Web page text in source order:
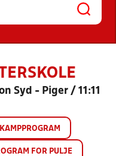
Syd - Piger / 11:11
KAMPPROGRAM
FOR PULJE